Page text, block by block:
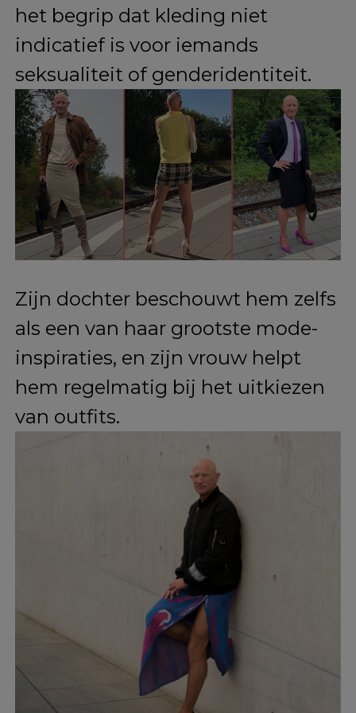
Mark’s benadering van kleding is
niet alleen een statement tegen
de vastgeroeste
genderstereotypen, maar ook een
pleidooi voor meer variatie en
Hij vindt dat rokken meer
diversiteit bieden dan de
standaardbroeken die mannen
meestal dragen, en wil hiermee
laten zien dat comfort en
persoonlijke stijl voorop moeten